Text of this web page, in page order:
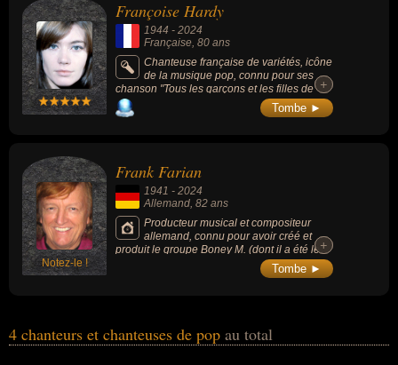
Françoise Hardy
1944 - 2024
Française, 80 ans
Chanteuse française de variétés, icône
de la musique pop, connu pour ses
chanson "Tous les garçons et les filles de
mon âge" (1962), "Mon amie la rose" (1964),
"Comment te dire adieu" (1968), "Message
+
+
Tombe ►
Notez-le !
Frank Farian
1941 - 2024
Allemand , 82 ans
Producteur musical et compositeur
allemand, connu pour avoir créé et
produit le groupe Boney M. (dont il a été le
chanteur en studio) et le groupe Milli Vanilli.
Il a écrit tous les morceaux de ces 2 groupes.
+
+
Tombe ►
4 chanteurs et chanteuses de pop au total